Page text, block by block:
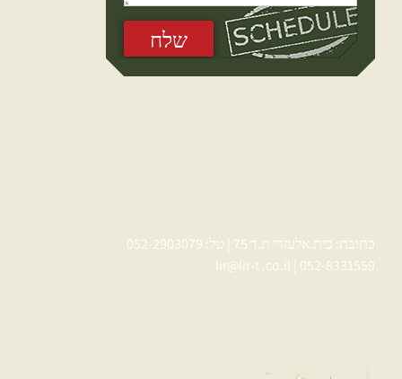
כתובת: בית אלעזרי ת.ד 75 | טל: 052-2903079
052-8331559
lir@lir-t .co.il